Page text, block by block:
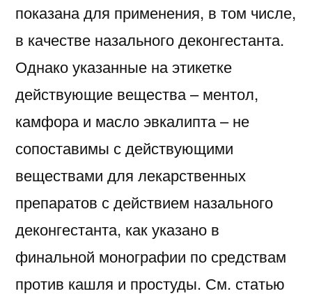
показана для применения, в том числе,
в качестве назального деконгестанта.
Однако указанные на этикетке
действующие вещества – ментол,
камфора и масло эвкалипта – не
сопоставимы с действующими
веществами для лекарственных
препаратов с действием назального
деконгестанта, как указано в
финальной монографии по средствам
против кашля и простуды. См. статью